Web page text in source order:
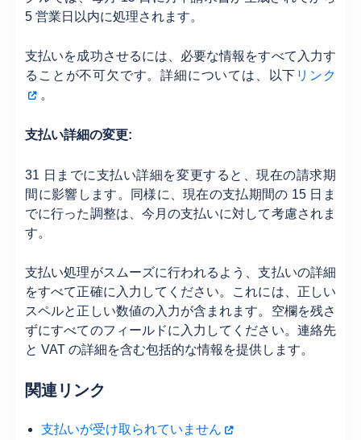
5 営業日以内に処理されます。
支払いを成功させるには、必要な情報をすべて入力す
ることが不可欠です。詳細については、以下 リンク
。
支払い詳細の変更:
31 日までに支払い詳細を変更すると、現在の請求期
間に影響します。同様に、現在の支払期間の 15 日ま
でに行った調整は、今月の支払いに対して考慮されま
す。
支払い処理がスムーズに行われるよう、支払いの詳細
をすべて正確に入力してください。これには、正しい
スペルと正しい数値の入力が含まれます。空欄を残さ
ずにすべてのフィールドに入力してください。連絡先
と VAT の詳細を含む包括的な情報を提供します。
関連リンク
支払いが受け取られていません